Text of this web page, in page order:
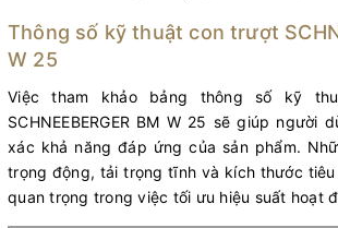
Thông số kỹ thuật con trượt
W 25
Việc tham khảo bảng thông số kỹ
SCHNEEBERGER BM W 25 sẽ giúp người
xác khả năng đáp ứng của sản phẩm.
trọng động, tải trọng tĩnh và kích thước
quan trọng trong việc tối ưu hiệu suất hoạt